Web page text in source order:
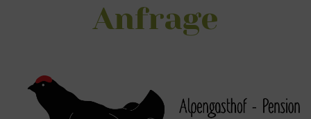
Anfrage